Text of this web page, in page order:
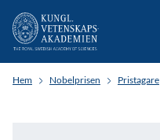
Hem Nobelprisen Pristagare